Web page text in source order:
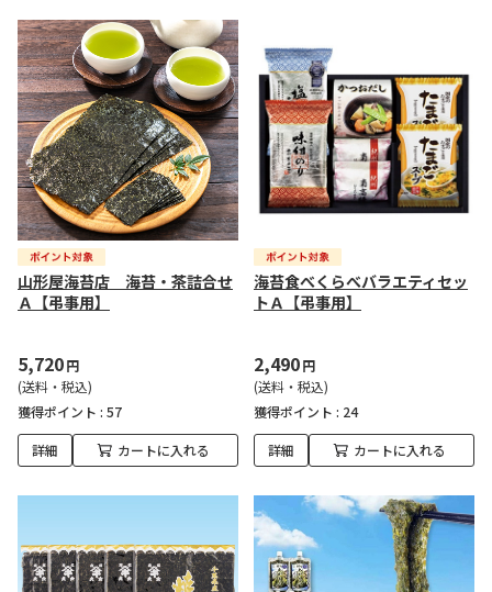
山形屋海苔店 海苔・茶詰合せ
Ａ【弔事用】
5,720円
(送料・税込)
獲得ポイント : 57
詳細 カートに入れる
海苔食べくらべバラエティセッ
トＡ【弔事用】
2,490円
(送料・税込)
獲得ポイント : 24
詳細 カートに入れる